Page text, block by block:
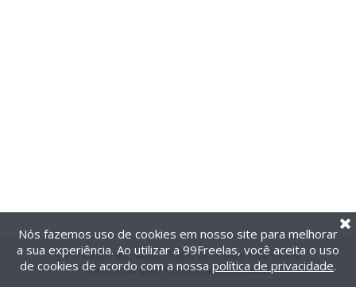
@2014-2026 99Freelas. Todos os direitos reservados.
Termos de uso| Política de privacidade
Nós fazemos uso de cookies em nosso site para melhorar
a sua experiência. Ao utilizar a 99Freelas, você aceita o uso
de cookies de acordo com a nossa política de privacidade.